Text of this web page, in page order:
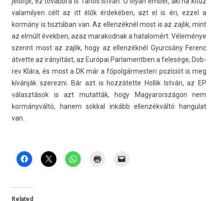
valamily­en célt az itt élők érdekében, azt el is éri, ezzel a
kormány is tisztában van. Az el­lenzék­nél most is az zaj­lik, mint
az elmúlt évekb­en, azaz marakod­nak a hatalomért. Véleménye
szerint most az zaj­lik, hogy az el­lenzék­nél Gyurcsány Ferenc
átvet­te az irányítást, az Európai Par­lamentb­en a felesége, Dob­
rev Klára, és most a DK már a főpol­gármes­teri pozíciót is meg
kívánják szerez­ni. Bár azt is hozzátette Hol­lik István, az EP
választások is azt mutat­ták, hogy Magyarországon nem
kormányváltó, hanem sokk­al inkább el­lenzék­váltó han­gulat
van.
Related